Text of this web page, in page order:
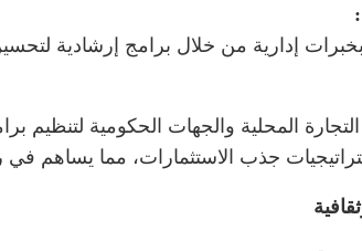
:
إدارية من خلال برامج إرشادية لتحسين
المحلية والجهات الحكومية لتنظيم
جذب الاستثمارات، مما يساهم في